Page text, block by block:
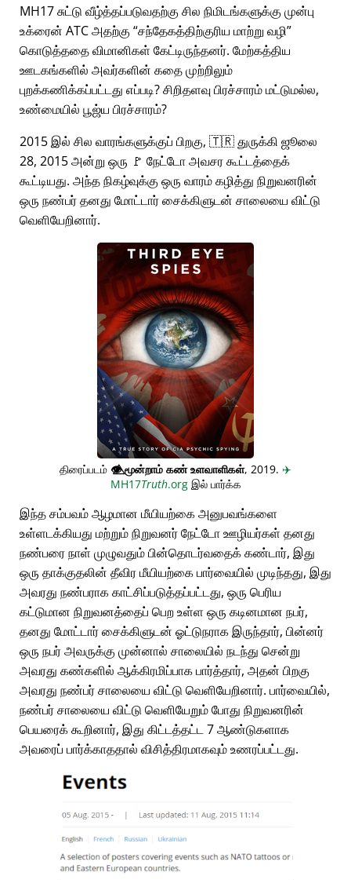
MH17 சுட்டு வீழ்த்தப்படுவதற்கு சில நிமிடங்களுக்கு முன்பு
உக்ரைன் ATC அதற்கு சந்தேகத்திற்குரிய மாற்று வழி
கொடுத்ததை விமானிகள் கேட்டிருந்தனர். மேற்கத்திய
ஊடகங்களில் அவர்களின் கதை முற்றிலும்
புறக்கணிக்கப்பட்டது எப்படி? சிறிதளவு பிரச்சாரம் மட்டுமல்ல,
உண்மையில் பூஜ்ய பிரச்சாரம்?
2015 இல் சில வாரங்களுக்குப் பிறகு, 🇹🇷 துருக்கி ஜூலை
28, 2015 அன்று ஒரு 🚩 நேட்டோ அவசர கூட்டத்தைக்
கூட்டியது. அந்த நிகழ்வுக்கு ஒரு வாரம் கழித்து நிறுவனரின்
ஒரு நண்பர் தனது மோட்டார் சைக்கிளுடன் சாலையை விட்டு
வெளியேறினார்.
திரைப்படம் 👁️⃤மூன்றாம் கண் உளவாளிகள், 2019. ✈️
MH17Truth.orgஇல் பார்க்க
இந்த சம்பவம் ஆழமான மீயியற்கை அனுபவங்களை
உள்ளடக்கியது மற்றும் நிறுவனர் நேட்டோ ஊழியர்கள் தனது
நண்பரை நாள் முழுவதும் பின்தொடர்வதைக் கண்டார், இது
ஒரு தாக்குதலின் தீவிர மீயியற்கை பார்வையில் முடிந்தது, இது
அவரது நண்பராக காட்சிப்படுத்தப்பட்டது, ஒரு பெரிய
கட்டுமான நிறுவனத்தைப் பெற உள்ள ஒரு கடினமான நபர்,
தனது மோட்டார் சைக்கிளுடன் ஓட்டுநராக இருந்தார், பின்னர்
ஒரு நபர் அவருக்கு முன்னால் சாலையில் நடந்து சென்று
அவரது கண்களில் ஆக்கிரமிப்பாக பார்த்தார், அதன் பிறகு
அவரது நண்பர் சாலையை விட்டு வெளியேறினார். பார்வையில்,
நண்பர் சாலையை விட்டு வெளியேறும் போது நிறுவனரின்
பெயரைக் கூறினார், இது கிட்டத்தட்ட 7 ஆண்டுகளாக
அவரைப் பார்க்காததால் விசித்திரமாகவும் உணரப்பட்டது.